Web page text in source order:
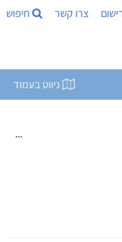
צרו קשר חיפוש
ניווט בעמוד
מדריכה ...